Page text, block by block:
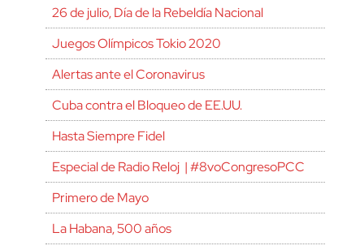
26 de julio, Día de la Rebeldía Nacional
Juegos Olímpicos Tokio 2020
Alertas ante el Coronavirus
Cuba contra el Bloqueo de EE.UU.
Hasta Siempre Fidel
Especial de Radio Reloj | #8voCongresoPCC
Primero de Mayo
La Habana, 500 años